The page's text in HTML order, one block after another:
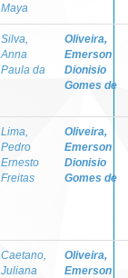
Maya
Silva,
Anna
Paula da
Oliveira,
Emerson
Dionisio
Gomes de
Lima,
Pedro
Ernesto
Freitas
Oliveira,
Emerson
Dionisio
Gomes de
Caetano,
Juliana
Oliveira,
Emerson